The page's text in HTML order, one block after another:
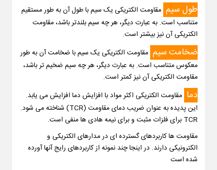
طول سیم مقاومت الکتریکی یک سیم با طول آن به طور مستقیم
متناسب است. به عبارت دیگر، هر چه سیم بلندتر باشد، مقاومت
الکتریکی آن نیز بیشتر است.
ضخامت سیم مقاومت الکتریکی یک سیم با ضخامت آن به طور
معکوس متناسب است. به عبارت دیگر، هر چه سیم ضخیم تر باشد،
مقاومت الکتریکی آن نیز کمتر است.
دما مقاومت الکتریکی اکثر مواد با افزایش دما افزایش می یابد.
این پدیده به عنوان ضریب دمای مقاومت (TCR) شناخته می شود.
TCR برای فلزات مثبت و برای نیمه هادی ها منفی است.
مقاومت ها کاربردهای گسترده ای در مدارهای الکتریکی و
الکترونیکی دارند. در اینجا چند نمونه از کاربردهای رایج آنها آورده
شده است